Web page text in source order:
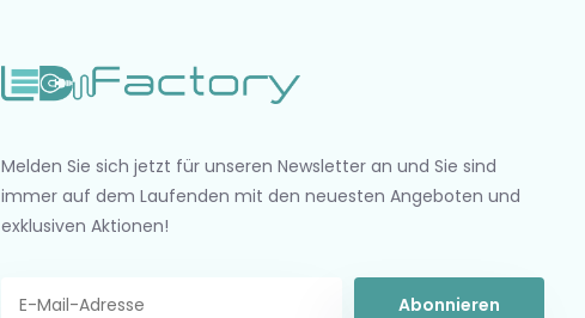
Melden Sie sich jetzt für unseren Newsletter an und Sie sind
immer auf dem Laufenden mit den neuesten Angeboten und
exklusiven Aktionen!
Abonnieren